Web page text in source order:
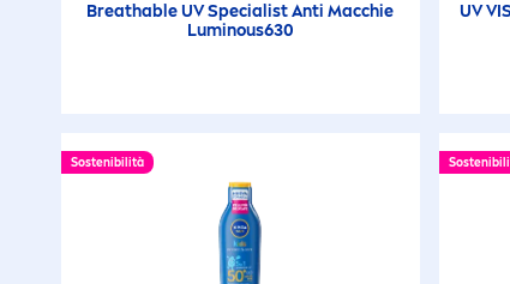
Breathable UV Specialist Anti Macchie
Luminous630
UV
Sostenibilità